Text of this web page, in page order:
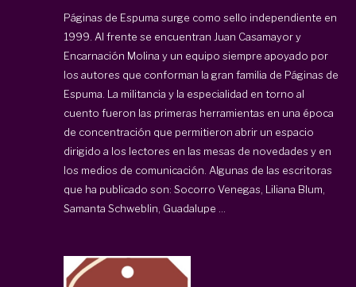
Páginas de Espuma surge como sello independiente en
1999. Al frente se encuentran Juan Casamayor y
Encarnación Molina y un equipo siempre apoyado por
los autores que conforman la gran familia de Páginas de
Espuma. La militancia y la especialidad en torno al
cuento fueron las primeras herramientas en una época
de concentración que permitieron abrir un espacio
dirigido a los lectores en las mesas de novedades y en
los medios de comunicación. Algunas de las escritoras
que ha publicado son: Socorro Venegas, Liliana Blum,
Samanta Schweblin, Guadalupe ...